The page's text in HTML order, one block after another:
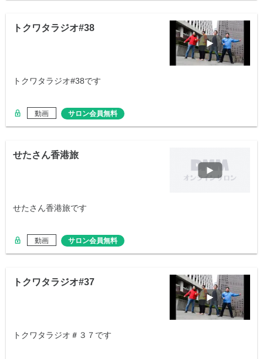
トクワタラジオ#38
トクワタラジオ#38です
動画 サロン会員無料
せたさん香港旅
せたさん香港旅です
動画 サロン会員無料
トクワタラジオ#37
トクワタラジオ＃３７です